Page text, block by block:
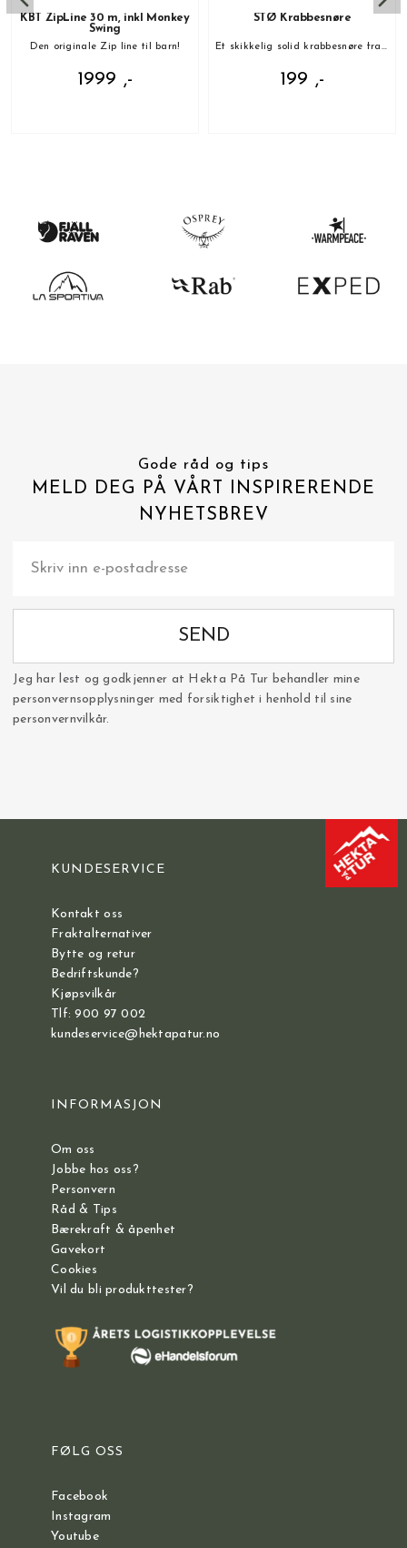
KBT ZipLine 30 m, inkl Monkey
Swing
Den originale Zip line til barn!
1999 ,-
STØ Krabbesnøre
Et skikkelig solid krabbesnøre fra norske STØ!
199 ,-
Gode råd og tips
MELD DEG PÅ VÅRT INSPIRERENDE
NYHETSBREV
SEND
Jeg har lest og godkjenner at Hekta På Tur behandler mine
personvernsopplysninger med forsiktighet i henhold til sine
personvernvilkår.
KUNDESERVICE
Kontakt oss
Fraktalternativer
Bytte og retur
Bedriftskunde?
Kjøpsvilkår
Tlf: 900 97 002
kundeservice@hektapatur.no
INFORMASJON
Om oss
Jobbe hos oss?
Personvern
Råd & Tips
Bærekraft & åpenhet
Gavekort
Cookies
Vil du bli produkttester?
FØLG OSS
Facebook
Instagram
Youtube